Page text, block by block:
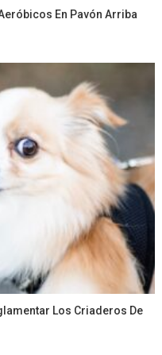
En Pavón Arriba
Los Criaderos De